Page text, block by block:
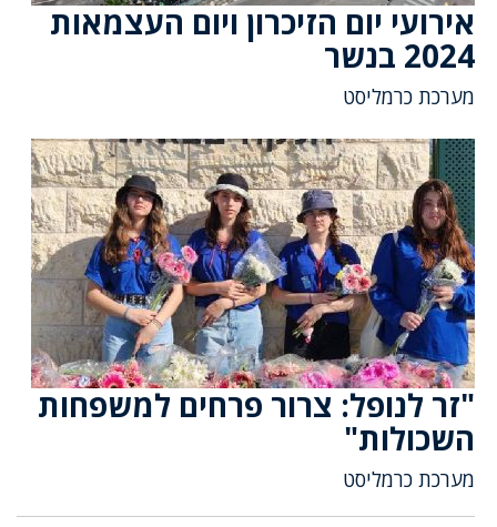
אירועי יום הזיכרון ויום העצמאות
2024 בנשר
מערכת כרמליסט
"זר לנופל: צרור פרחים למשפחות
השכולות"
מערכת כרמליסט